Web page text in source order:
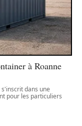
à Roanne
dans une
pour les particuliers